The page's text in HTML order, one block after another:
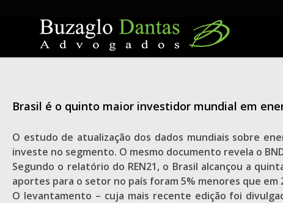
Brasil é o quinto maior investidor mundial em
O estudo de atualização dos dados mundiais sobre
investe no segmento. O mesmo documento revela o
Segundo o relatório do REN21, o Brasil alcançou a
aportes para o setor no país foram 5% menores que em
O levantamento – cuja mais recente edição foi